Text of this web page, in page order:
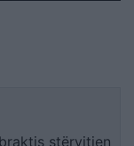
stërvitjen